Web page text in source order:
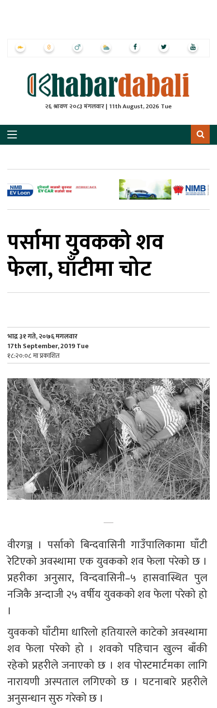
२६ श्रावण २०८३ मंगलवार | 11th August, 2026 Tue
पर्सामा युवकको शव
फेला, घाँटीमा चोट
भाद्र ३१ गते, २०७६ मगलवार
17th September, 2019 Tue
१८:२०:०८ मा प्रकाशित
वीरगञ्ज । पर्साको बिन्दवासिनी गाउँपालिकामा घाँटी
रेटिएको अवस्थामा एक युवकको शव फेला परेको छ ।
प्रहरीका अनुसार, विन्दवासिनी–५ हासवास्थित पुल
नजिकै अन्दाजी २५ वर्षीय युवकको शव फेला परेको हो
।
युवकको घाँटीमा धारिलो हतियारले काटेको अवस्थामा
शव फेला परेको हो । शवको पहिचान खुल्न बाँकी
रहेको प्रहरीले जनाएको छ । शव पोस्टमार्टमका लागि
नारायणी अस्पताल लगिएको छ । घटनाबारे प्रहरीले
अनुसन्धान सुरु गरेको छ ।